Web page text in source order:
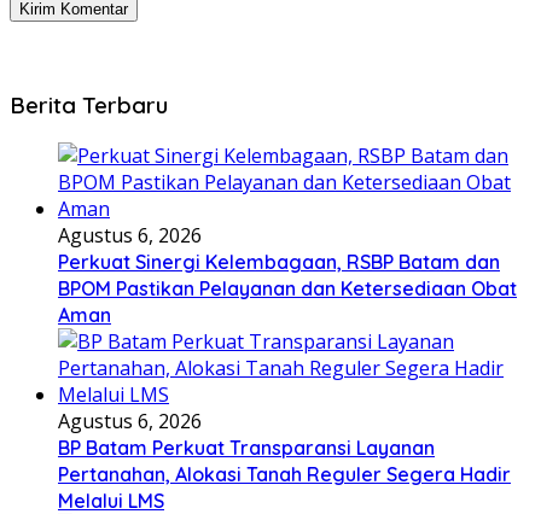
Berita Terbaru
Agustus 6, 2026
Perkuat Sinergi Kelembagaan, RSBP Batam dan
BPOM Pastikan Pelayanan dan Ketersediaan Obat
Aman
Agustus 6, 2026
BP Batam Perkuat Transparansi Layanan
Pertanahan, Alokasi Tanah Reguler Segera Hadir
Melalui LMS